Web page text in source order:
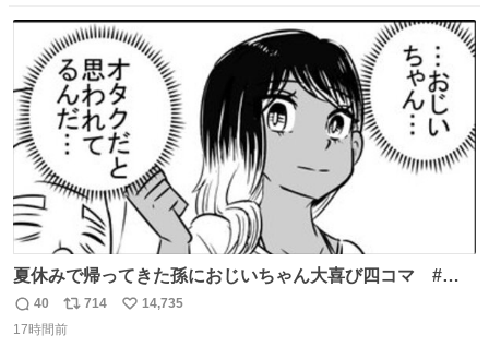
ト
数
数
夏休みで帰ってきた孫におじいちゃん大喜び四コマ #四
コマ漫画 #Web漫画 #漫画が読めるハッシュタグ
返
信
40
リ
ポ
714
い
14,735
17時間前